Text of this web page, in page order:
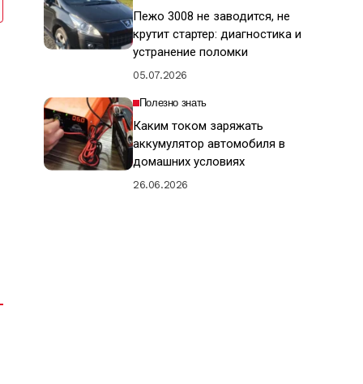
Пежо 3008 не заводится, не
крутит стартер: диагностика и
устранение поломки
05.07.2026
Полезно знать
Каким током заряжать
аккумулятор автомобиля в
домашних условиях
26.06.2026